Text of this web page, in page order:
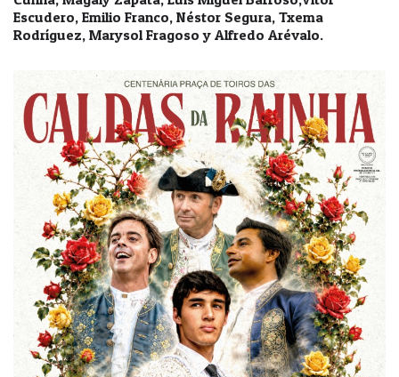
Escudero, Emilio Franco, Néstor Segura, Txema
Rodríguez, Marysol Fragoso y Alfredo Arévalo.